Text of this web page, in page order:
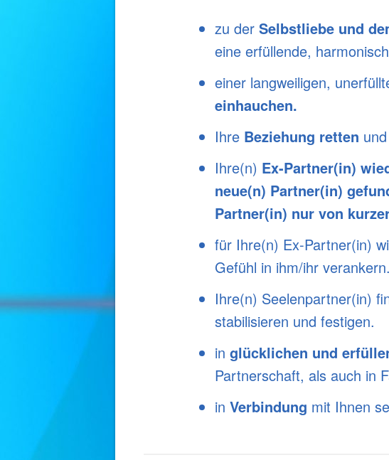
zu der Selbstliebe und
eine erfüllende,
einer langweiligen,
einhauchen.
Ihre Beziehung retten
Ihre(n) Ex-Partner(in)
neue(n) Partner(in)
Partner(in) nur von
für Ihre(n) Ex-Partner(in)
Gefühl in ihm/ihr verankern.
Ihre(n) Seelenpartner(in)
stabilisieren und festigen.
in glücklichen und
Partnerschaft, als auch in
in Verbindung mit Ihnen